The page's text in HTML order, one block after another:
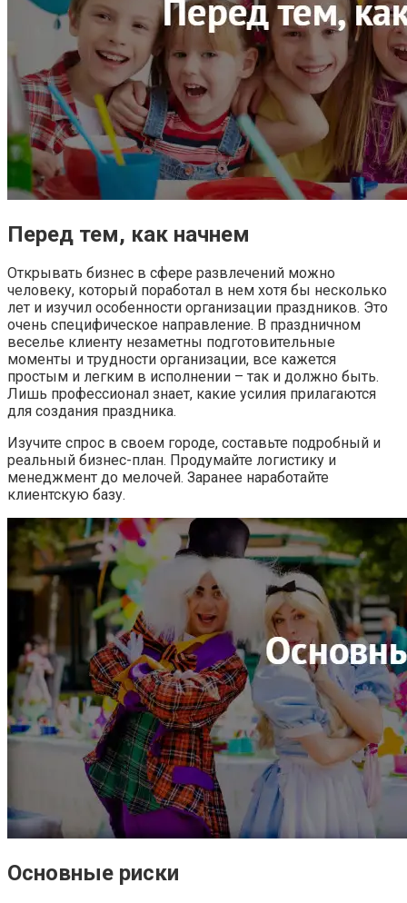
Перед тем, как начнем
Открывать бизнес в сфере развлечений можно
человеку, который поработал в нем хотя бы несколько
лет и изучил особенности организации праздников. Это
очень специфическое направление. В праздничном
веселье клиенту незаметны подготовительные
моменты и трудности организации, все кажется
простым и легким в исполнении – так и должно быть.
Лишь профессионал знает, какие усилия прилагаются
для создания праздника.
Изучите спрос в своем городе, составьте подробный и
реальный бизнес-план. Продумайте логистику и
менеджмент до мелочей. Заранее наработайте
клиентскую базу.
Основные риски